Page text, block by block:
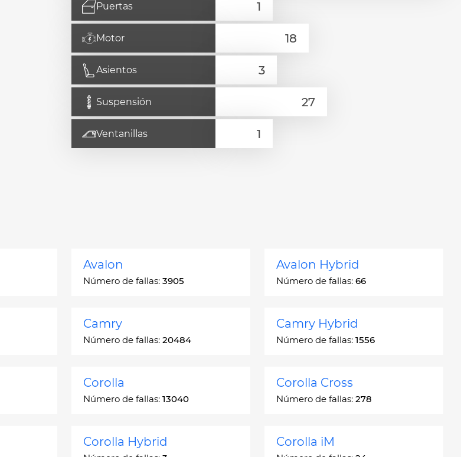
Puertas
Motor
Asientos
Suspensión
Ventanillas
Avalon
Número de fallas: 3905
Avalon Hybrid
Número de fallas: 66
Camry
Número de fallas: 20484
Camry Hybrid
Número de fallas: 1556
Corolla
Número de fallas: 13040
Corolla Cross
Número de fallas: 278
Corolla Hybrid Corolla iM